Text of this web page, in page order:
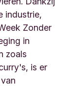
industrie,
Zonder
in
zoals
is er